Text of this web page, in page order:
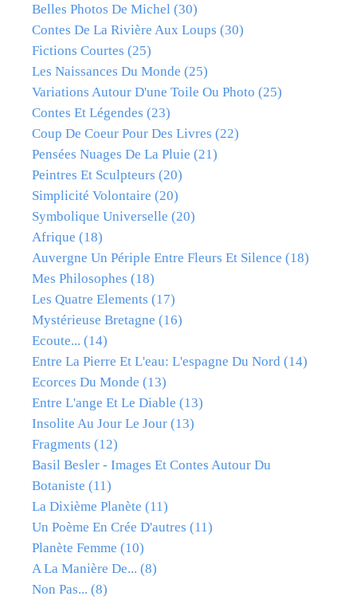
Belles Photos De Michel (30)
Contes De La Rivière Aux Loups (30)
Fictions Courtes (25)
Les Naissances Du Monde (25)
Variations Autour D'une Toile Ou Photo (25)
Contes Et Légendes (23)
Coup De Coeur Pour Des Livres (22)
Pensées Nuages De La Pluie (21)
Peintres Et Sculpteurs (20)
Simplicité Volontaire (20)
Symbolique Universelle (20)
Afrique (18)
Auvergne Un Périple Entre Fleurs Et Silence (18)
Mes Philosophes (18)
Les Quatre Elements (17)
Mystérieuse Bretagne (16)
Ecoute... (14)
Entre La Pierre Et L'eau: L'espagne Du Nord (14)
Ecorces Du Monde (13)
Entre L'ange Et Le Diable (13)
Insolite Au Jour Le Jour (13)
Fragments (12)
Basil Besler - Images Et Contes Autour Du
Botaniste (11)
La Dixième Planète (11)
Un Poème En Crée D'autres (11)
Planète Femme (10)
A La Manière De... (8)
Non Pas... (8)